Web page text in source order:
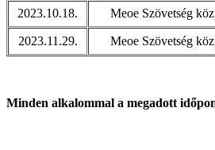
2023.10.18.
Meoe Szövetség
2023.11.29. Meoe Szövetség
Minden alkalommal a megadott